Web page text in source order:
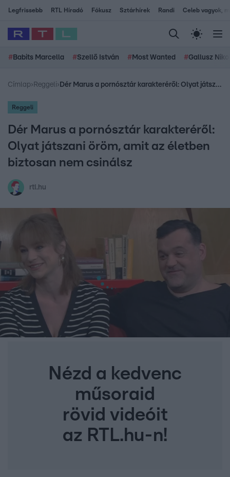
Legfrissebb RTL Híradó Fókusz Sztárhírek Randi Celeb vagyok,
# Babits Marcella #Szellő István # Most Wanted #Gallusz
Címlap› Reggeli› Dér Marus a pornósztár karakteréről: Olyat játszani öröm, amit az életben biztosan nem csinálsz
Reggeli
Dér Marus a pornósztár karakteréről:
Olyat játszani öröm, amit az életben
biztosan nem csinálsz
rtl.hu
Nézd a kedvenc
műsoraid
rövid videóit
az RTL.hu-n!